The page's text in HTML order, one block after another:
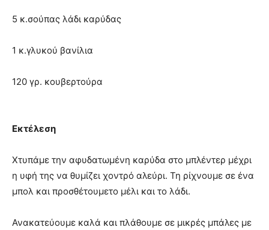
5 κ.σούπας λάδι καρύδας
1 κ.γλυκού βανίλια
120 γρ. κουβερτούρα
Εκτέλεση
Χτυπάμε την αφυδατωμένη καρύδα στο μπλέντερ μέχρι
η υφή της να θυμίζει χοντρό αλεύρι. Τη ρίχνουμε σε ένα
μπολ και προσθέτουμετο μέλι και το λάδι.
Ανακατεύουμε καλά και πλάθουμε σε μικρές μπάλες με